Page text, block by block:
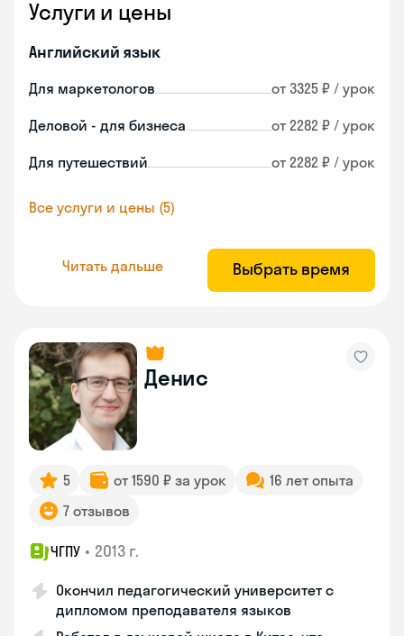
Услуги и цены
Английский язык
Для маркетологов от 3325 ₽ / урок
Деловой - для бизнеса от 2282 ₽ / урок
Для путешествий от 2282 ₽ / урок
Все услуги и цены (5)
Читать дальше Выбрать время
Денис
5 от 1590 ₽ за урок
16 лет опыта
7 отзывов
ЧГПУ • 2013 г.
Окончил педагогический университет с
дипломом преподавателя языков